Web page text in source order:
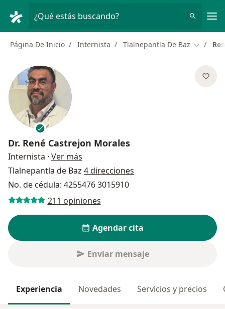
¿Qué estás buscando?
Página De Inicio Internista Tlalnepantla De Baz Cambiar
Dr. René Castrejon Morales
Internista · Ver más
Tlalnepantla de Baz 4 direcciones
No. de cédula: 4255476 3015910
211 opiniones
Agendar cita
Enviar mensaje
Experiencia Novedades Servicios y precios